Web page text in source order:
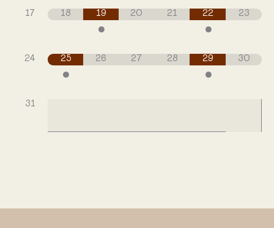
17 18 19
•
20 21 22
•
23
24 25
•
26 27 28 29
•
30
31